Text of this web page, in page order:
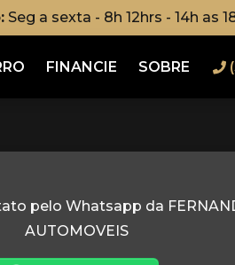
Seg a sexta - 8h 12hrs - 14h as
FINANCIE SOBRE
pelo Whatsapp da
AUTOMOVEIS